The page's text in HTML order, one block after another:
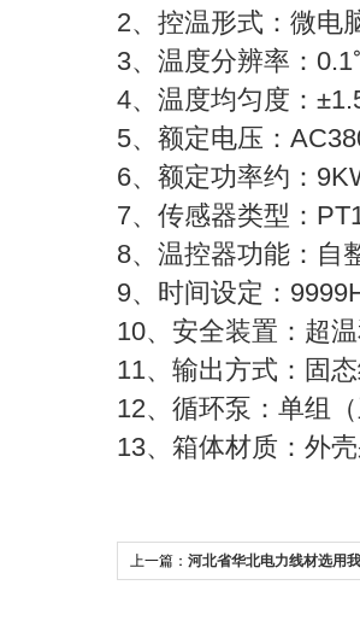
2、控温形式：微
3、温度分辨率：
4、温度均匀度：
5、额定电压：
6、额定功率约：
7、传感器类型：
8、温控器功能：自
9、时间设定：
10、安全装置：超
11、输出方式：固
12、循环泵：单组
13、箱体材质：外
上一篇： 河北省华北电力线材选用